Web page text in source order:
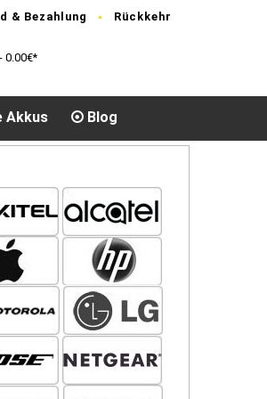
& Bezahlung Rückkehr
0.00€*
Akkus Blog